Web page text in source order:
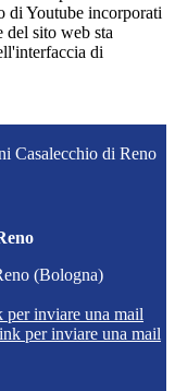
di Youtube incorporati
del sito web sta
di
Casalecchio di Reno
(Bologna)
per inviare una mail
per inviare una mail